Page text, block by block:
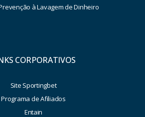
à Lavagem de Dinheiro
CORPORATIVOS
Site Sportingbet
Programa de Afiliados
Entain